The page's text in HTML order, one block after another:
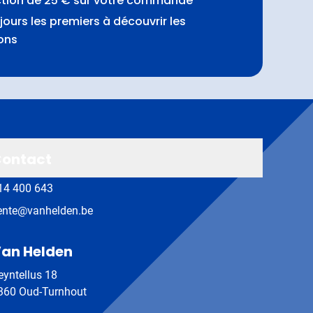
les premiers à découvrir les
400 643
Helden
18
Oud-Turnhout